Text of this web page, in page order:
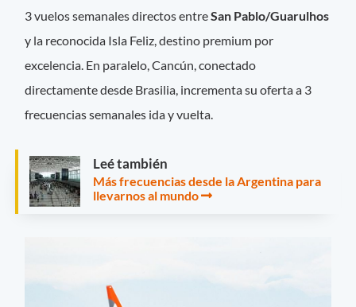
3 vuelos semanales directos entreSan Pablo/Guarulhos
y la reconocida Isla Feliz, destino premium por
excelencia. En paralelo, Cancún, conectado
directamente desde Brasilia, incrementa su oferta a 3
frecuencias semanales ida y vuelta.
Leé también
Más frecuencias desde la Argentina para
llevarnos al mundo